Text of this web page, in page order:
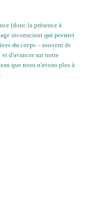
(donc la présence à
inconscient qui permet
du corps – souvent de
d'avancer sur notre
que nous n'avons plus à